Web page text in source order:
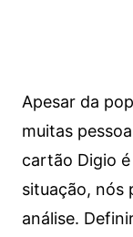
Apesar da
muitas
cartão Digio
situação, nós
análise.